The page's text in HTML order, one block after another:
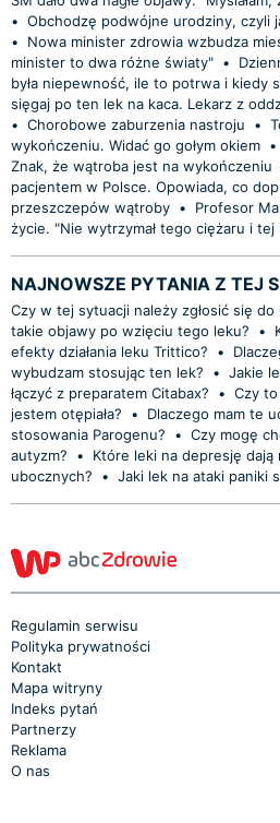
• Obchodzę podwójne urodziny, czyli
•
Nowa minister zdrowia wzbudza
minister to dwa różne światy" •
była niepewność, ile to potrwa i kiedy
sięgaj po ten lek na kaca. Lekarz z
• Chorobowe zaburzenia nastroju •
wykończeniu. Widać go gołym okiem •
Znak, że wątroba jest na wykończeniu
pacjentem w Polsce. Opowiada, co
przeszczepów wątroby •
Profesor
życie. "Nie wytrzymał tego ciężaru i tej
NAJNOWSZE PYTANIA Z TEJ
Czy w tej sytuacji należy zgłosić się do
takie objawy po wzięciu tego leku?
•
efekty działania leku Trittico?
•
wybudzam stosując ten lek?
• Jakie
łączyć z preparatem Citabax?
• Czy
jestem otępiała?
•
Dlaczego mam te
stosowania Parogenu?
• Czy mogę
autyzm?
•
Które leki na depresję dają
ubocznych?
• Jaki lek na ataki paniki
Regulamin serwisu
Polityka prywatności
Kontakt
Mapa witryny
Indeks pytań
Partnerzy
Reklama
O nas